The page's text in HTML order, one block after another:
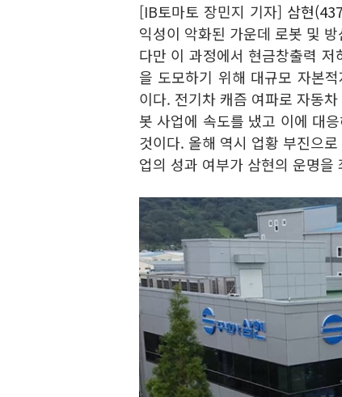
[IB토마토 장민지 기자] 삼현
익성이 악화된 가운데 로봇 및
다만 이 과정에서 현금창출력
을 도모하기 위해 대규모 자본
이다. 전기차 캐즘 여파로 자동
봇 사업에 속도를 냈고 이에 대
것이다. 올해 역시 업황 부진으
업의 성과 여부가 삼현의 운명